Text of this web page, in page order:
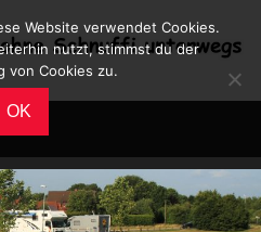
Website verwendet Cookies.
nutzt, stimmst du der
von Cookies zu.
OK